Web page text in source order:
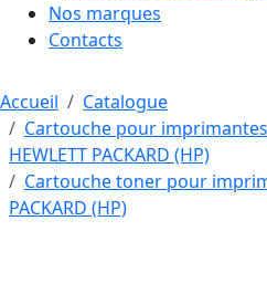
Nos marques
Contacts
Accueil
Catalogue
Cartouche pour
HEWLETT PACKARD (HP)
Cartouche toner pour
PACKARD (HP)